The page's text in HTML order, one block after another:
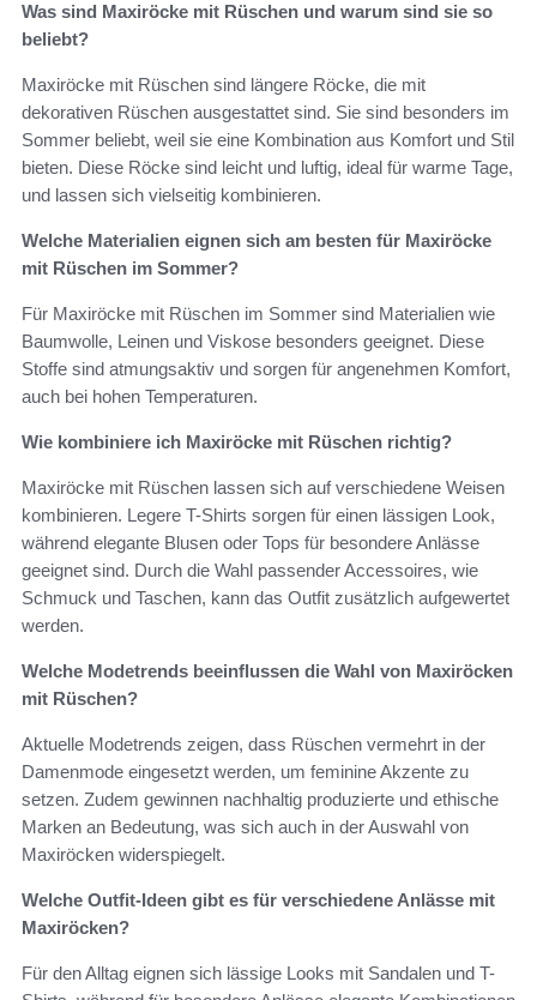
Was sind Maxiröcke mit Rüschen und warum sind sie so
beliebt?
Maxiröcke mit Rüschen sind längere Röcke, die mit
dekorativen Rüschen ausgestattet sind. Sie sind besonders im
Sommer beliebt, weil sie eine Kombination aus Komfort und Stil
bieten. Diese Röcke sind leicht und luftig, ideal für warme Tage,
und lassen sich vielseitig kombinieren.
Welche Materialien eignen sich am besten für Maxiröcke
mit Rüschen im Sommer?
Für Maxiröcke mit Rüschen im Sommer sind Materialien wie
Baumwolle, Leinen und Viskose besonders geeignet. Diese
Stoffe sind atmungsaktiv und sorgen für angenehmen Komfort,
auch bei hohen Temperaturen.
Wie kombiniere ich Maxiröcke mit Rüschen richtig?
Maxiröcke mit Rüschen lassen sich auf verschiedene Weisen
kombinieren. Legere T-Shirts sorgen für einen lässigen Look,
während elegante Blusen oder Tops für besondere Anlässe
geeignet sind. Durch die Wahl passender Accessoires, wie
Schmuck und Taschen, kann das Outfit zusätzlich aufgewertet
werden.
Welche Modetrends beeinflussen die Wahl von Maxiröcken
mit Rüschen?
Aktuelle Modetrends zeigen, dass Rüschen vermehrt in der
Damenmode eingesetzt werden, um feminine Akzente zu
setzen. Zudem gewinnen nachhaltig produzierte und ethische
Marken an Bedeutung, was sich auch in der Auswahl von
Maxiröcken widerspiegelt.
Welche Outfit-Ideen gibt es für verschiedene Anlässe mit
Maxiröcken?
Für den Alltag eignen sich lässige Looks mit Sandalen und T-